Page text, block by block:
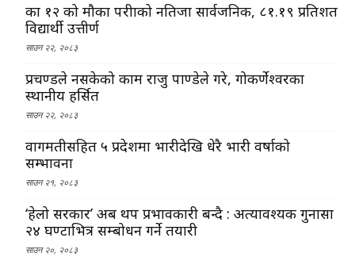
कक्षा १२ को मौका परीक्षाको नतिजा सार्वजनिक, ८१.१९ प्रतिशत
विद्यार्थी उत्तीर्ण
साउन २२, २०८३
प्रचण्डले नसकेको काम राजु पाण्डेले गरे, गोकर्णेश्वरका
स्थानीय हर्सित
साउन २२, २०८३
वागमतीसहित ५ प्रदेशमा भारीदेखि धेरै भारी वर्षाको
सम्भावना
साउन २१, २०८३
‘हेलो सरकार’ अब थप प्रभावकारी बन्दै : अत्यावश्यक गुनासा
२४ घण्टाभित्र सम्बोधन गर्ने तयारी
साउन २०, २०८३